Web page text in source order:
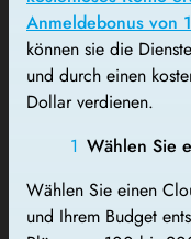
Anmeldebonus von
können sie die
und durch einen
Dollar verdienen.
Wählen Sie
Wählen Sie einen
und Ihrem Budget